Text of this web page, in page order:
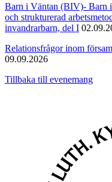
Barn i Väntan (BIV)- Barn
och strukturerad
invandrarbarn, del I
Relationsfrågor inom
09.09.2026
Tillbaka till evenemang